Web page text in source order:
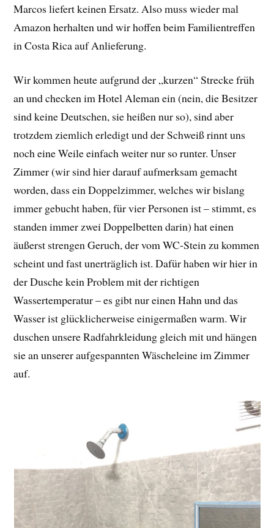
Marcos liefert keinen Ersatz. Also muss wieder mal
Amazon herhalten und wir hoffen beim Familientreffen
in Costa Rica auf Anlieferung.
Wir kommen heute aufgrund der „kurzen“ Strecke früh
an und checken im Hotel Aleman ein (nein, die Besitzer
sind keine Deutschen, sie heißen nur so), sind aber
trotzdem ziemlich erledigt und der Schweiß rinnt uns
noch eine Weile einfach weiter nur so runter. Unser
Zimmer (wir sind hier darauf aufmerksam gemacht
worden, dass ein Doppelzimmer, welches wir bislang
immer gebucht haben, für vier Personen ist – stimmt, es
standen immer zwei Doppelbetten darin) hat einen
äußerst strengen Geruch, der vom WC-Stein zu kommen
scheint und fast unerträglich ist. Dafür haben wir hier in
der Dusche kein Problem mit der richtigen
Wassertemperatur – es gibt nur einen Hahn und das
Wasser ist glücklicherweise einigermaßen warm. Wir
duschen unsere Radfahrkleidung gleich mit und hängen
sie an unserer aufgespannten Wäscheleine im Zimmer
auf.